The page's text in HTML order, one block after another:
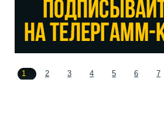
1 2 3 4 5 6 7